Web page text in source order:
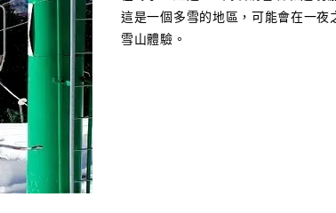
這是一個多雪的地區，可能會在一
雪山體驗。